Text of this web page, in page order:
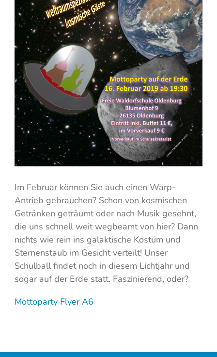
Im Februar können Sie auch einen Warp-
Antrieb gebrauchen? Schon von kosmischen
Getränken geträumt oder nach Musik gesehnt,
die uns schnell weit wegbeamt von hier? Dann
nichts wie rein ins galaktische Kostüm und
Sternenstaub im Gesicht verteilt! Unser
Schulball findet noch in diesem Lichtjahr und
sogar auf der Erde statt. Faszinierend, oder?
Mottoparty Flyer A6